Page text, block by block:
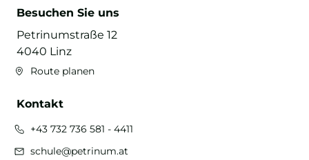
Besuchen Sie uns
Petrinumstraße 12
4040 Linz
Route planen
Kontakt
+43 732 736 581 - 4411
schule@petrinum.at